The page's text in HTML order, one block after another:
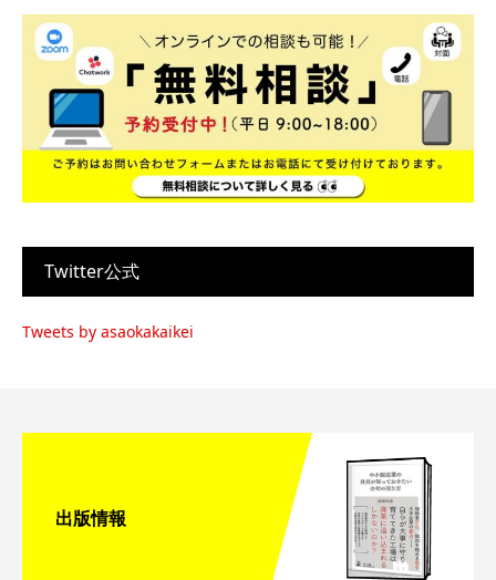
Twitter公式
Tweets by asaokakaikei
出版情報